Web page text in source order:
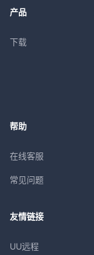
产品
下载
帮助
在线客服
常见问题
友情链接
UU远程